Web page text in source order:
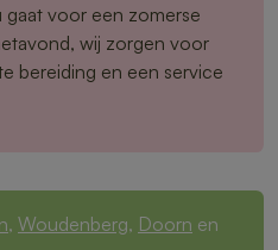
voor een zomerse
wij zorgen voor
bereiding en een service
, Woudenberg, Doorn en